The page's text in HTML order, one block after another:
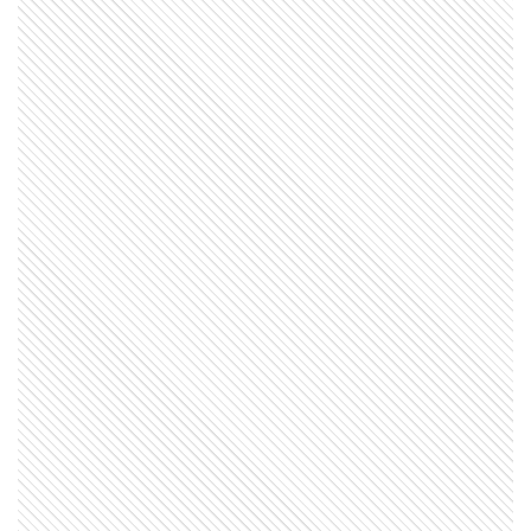
ENTRETENIMIENTO
La historia desconocida de Ferbo
antes del streaming y el furor en
redes: "Me podía morir y todavía
no había cumplido mi sueño"
ENTRETENIMIENTO
La historia de Leandro Nigro: del
motivo por el que dejó de hablarle
a su mamá por 5 años a su
segundo intento para entrar a
Gran Hermano
ENTRETENIMIENTO
Arnaldo André se confiesa: del
“galán de los cachetazos” al
tratamiento “con semen de toro”
que hizo reír a Mirtha Legrand
ENTRETENIMIENTO
Quiénes son los tres chicos que
hacen historia con Billy Elliot y
emocionan a Osvaldo Laport